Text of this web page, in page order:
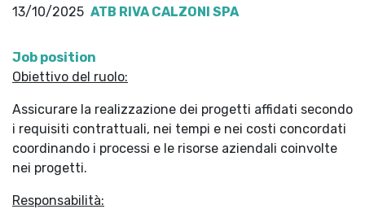
13/10/2025 ATB RIVA CALZONI SPA
Job position
Obiettivo del ruolo:
Assicurare la realizzazione dei progetti affidati secondo
i requisiti contrattuali, nei tempi e nei costi concordati
coordinando i processi e le risorse aziendali coinvolte
nei progetti.
Responsabilità: